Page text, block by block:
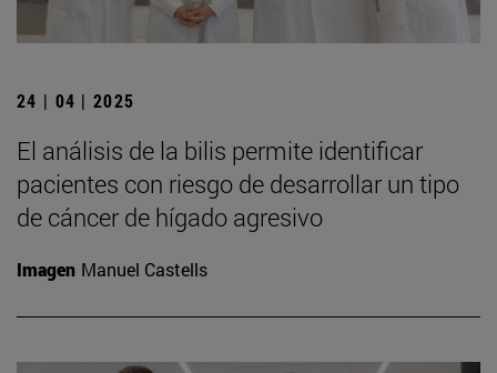
24 | 04 | 2025
El análisis de la bilis permite identificar
pacientes con riesgo de desarrollar un tipo
de cáncer de hígado agresivo
Imagen Manuel Castells